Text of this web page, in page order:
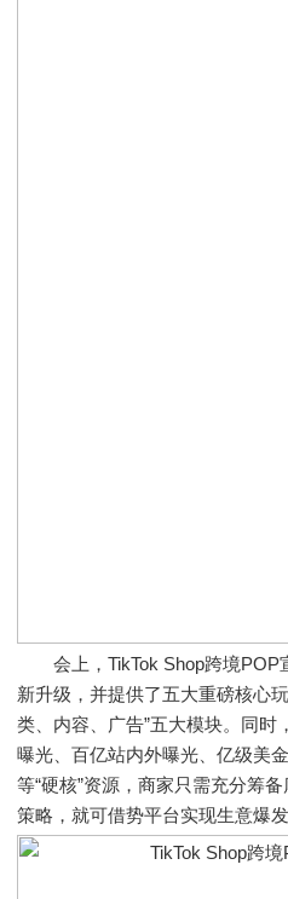
会上，TikTok Shop跨境POP
新升级，并提供了五大重磅核心
类、内容、广告”五大模块。同时
曝光、百亿站内外曝光、亿级美
等“硬核”资源，商家只需充分筹
策略，就可借势平台实现生意爆发